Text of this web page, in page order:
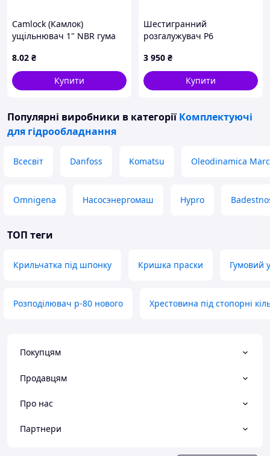
Camlock (Камлок)
ущільнювач 1" NBR гума
8.02 ₴
Купити
Шестигранний
розгалужувач Р6
3 950 ₴
Купити
Популярні виробники в категорії Комплектуючі
для гідрообладнання
Всесвіт Danfoss Komatsu Oleodinamica
Omnigena Насосэнергомаш Hypro
ТОП теги
Крильчатка під шпонку Кришка праски Гумовий
Розподілювач р-80 нового Хрестовина під стопорні
Покупцям
Продавцям
Про нас
Партнери